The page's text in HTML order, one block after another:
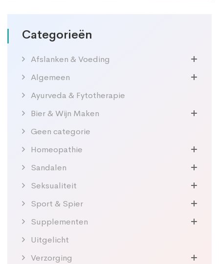
Categorieën
Afslanken & Voeding
Algemeen
Ayurveda & Fytotherapie
Bier & Wijn Maken
Geen categorie
Homeopathie
Sandalen
Seksualiteit
Sport & Spier
Supplementen
Uitgelicht
Verzorging